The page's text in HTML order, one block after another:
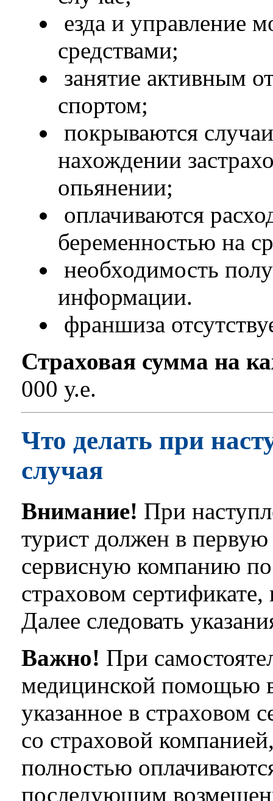
езда и управление
средствами;
занятие активным
спортом;
покрываются
нахождении
опьянении;
оплачиваются
беременностью на
необходимость
информации.
франшиза
Страховая сумма на
000 у.е.
Что делать при
случая
Внимание! При
турист должен в
сервисную компанию
страховом сертификате,
Далее следовать
Важно! При
медицинской помощью
указанное в страховом
со страховой
полностью
последующим